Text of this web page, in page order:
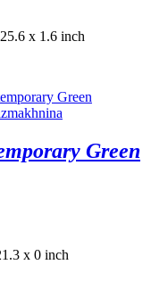
x 1.6 inch
Green
x 0 inch